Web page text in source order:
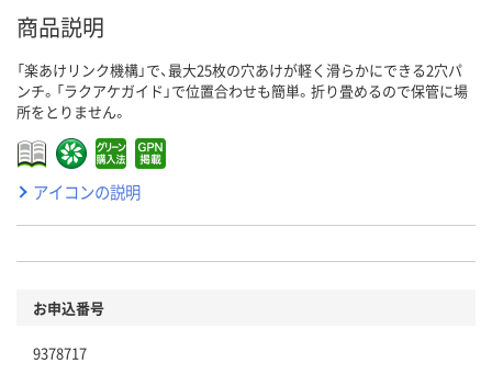
商品説明
「楽あけリンク機構」で、最大25枚の穴あけが軽く滑らかにできる2穴パ
ンチ。「ラクアケガイド」で位置合わせも簡単。折り畳めるので保管に場
所をとりません。
アイコンの説明
お申込番号
9378717